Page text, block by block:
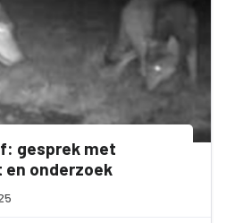
gesprek met
onderzoek